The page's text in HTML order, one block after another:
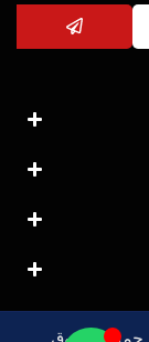
جميع الحقوق